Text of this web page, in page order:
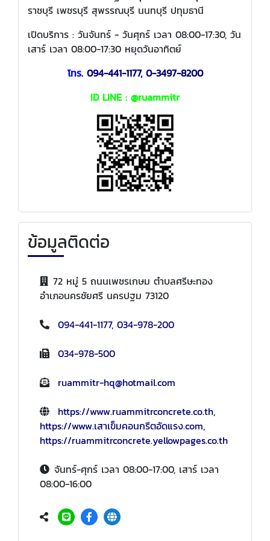
ราชบุรี เพชรบุรี สุพรรณบุรี นนทบุรี ปทุมธานี
เปิดบริการ : วันจันทร์ - วันศุกร์ เวลา 08:00-17:30, วัน
เสาร์ เวลา 08:00-17:30 หยุดวันอาทิตย์
โทร. 094-441-1177, 0-3497-8200
ID LINE : @ruammitr
ข้อมูลติดต่อ
72 หมู่ 5 ถนนเพชรเกษม ตำบลศรีษะทอง
อำเภอนครชัยศรี นครปฐม 73120
094-441-1177, 034-978-200
034-978-500
ruammitr-hq@hotmail.com
https://www.ruammitrconcrete.co.th,
https://www.เสาเข็มคอนกรีตอัดแรง.com,
https://ruammitrconcrete.yellowpages.co.th
จันทร์-ศุกร์ เวลา 08:00-17:00, เสาร์ เวลา
08:00-16:00